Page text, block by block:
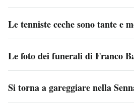
Le tenniste ceche sono tante e
Le foto dei funerali di Franco
Si torna a gareggiare nella